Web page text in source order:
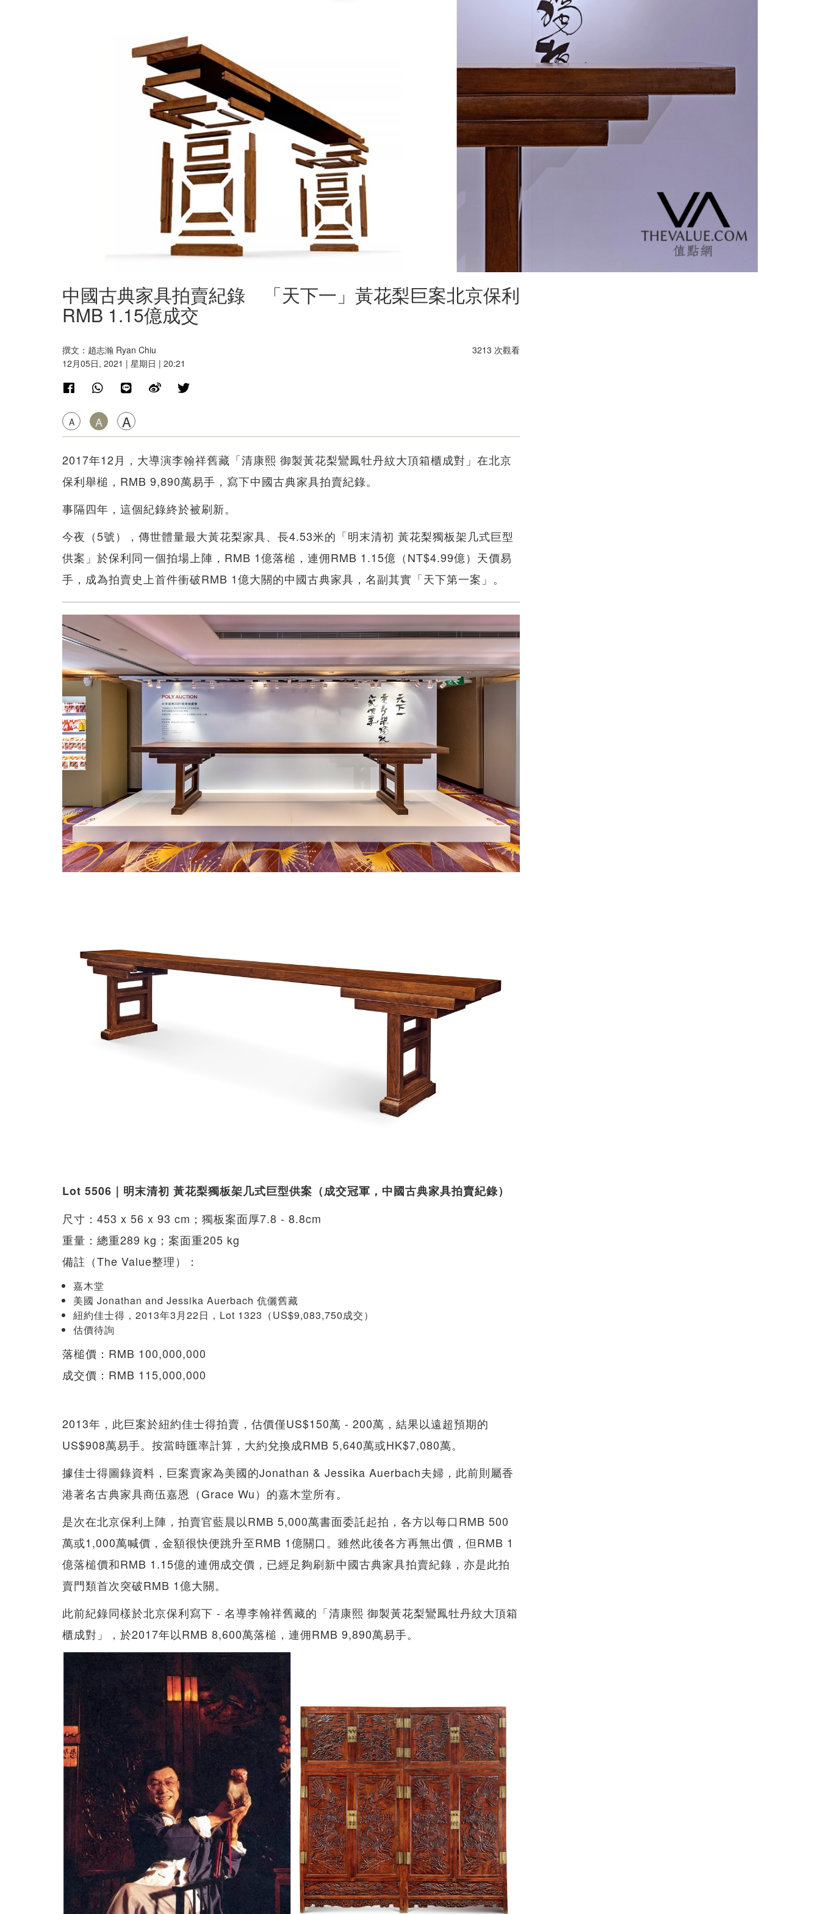
中國古典家具拍賣紀錄 「天下一」黃花梨巨案北京保利
RMB 1.15億成交
撰文：趙志瀚 Ryan Chiu
12月05日, 2021 | 星期日 | 20:21
A A A
3213 次觀看
2017年12月，大導演李翰祥舊藏「清康熙 御製黃花梨鸞鳳牡丹紋大頂箱櫃成對」在北京
保利舉槌，RMB 9,890萬易手，寫下中國古典家具拍賣紀錄。
事隔四年，這個紀錄終於被刷新。
今夜（5號），傳世體量最大黃花梨家具、長4.53米的「明末清初 黃花梨獨板架几式巨型
供案」於保利同一個拍場上陣，RMB 1億落槌，連佣RMB 1.15億（NT$4.99億）天價易
手，成為拍賣史上首件衝破RMB 1億大關的中國古典家具，名副其實「天下第一案」。
Lot 5506｜明末清初 黃花梨獨板架几式巨型供案（成交冠軍，中國古典家具拍賣紀錄）
尺寸：453 x 56 x 93 cm；獨板案面厚7.8 - 8.8cm
重量：總重289 kg；案面重205 kg
備註（The Value整理）：
嘉木堂
美國 Jonathan and Jessika Auerbach 伉儷舊藏
紐約佳士得，2013年3月22日，Lot 1323（US$9,083,750成交）
估價待詢
落槌價：RMB 100,000,000
成交價：RMB 115,000,000
2013年，此巨案於紐約佳士得拍賣，估價僅US$150萬 - 200萬，結果以遠超預期的
US$908萬易手。按當時匯率計算，大約兌換成RMB 5,640萬或HK$7,080萬。
據佳士得圖錄資料，巨案賣家為美國的Jonathan & Jessika Auerbach夫婦，此前則屬香
港著名古典家具商伍嘉恩（Grace Wu）的嘉木堂所有。
是次在北京保利上陣，拍賣官藍晨以RMB 5,000萬書面委託起拍，各方以每口RMB 500
萬或1,000萬喊價，金額很快便跳升至RMB 1億關口。雖然此後各方再無出價，但RMB 1
億落槌價和RMB 1.15億的連佣成交價，已經足夠刷新中國古典家具拍賣紀錄，亦是此拍
賣門類首次突破RMB 1億大關。
此前紀錄同樣於北京保利寫下 - 名導李翰祥舊藏的「清康熙 御製黃花梨鸞鳳牡丹紋大頂箱
櫃成對」，於2017年以RMB 8,600萬落槌，連佣RMB 9,890萬易手。